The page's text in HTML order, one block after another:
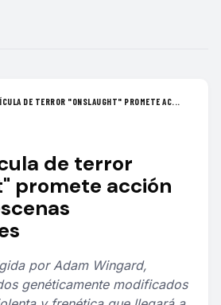
DE TERROR "ONSLAUGHT" PROMETE AC...
de terror
promete acción
por Adam Wingard,
genéticamente modificados